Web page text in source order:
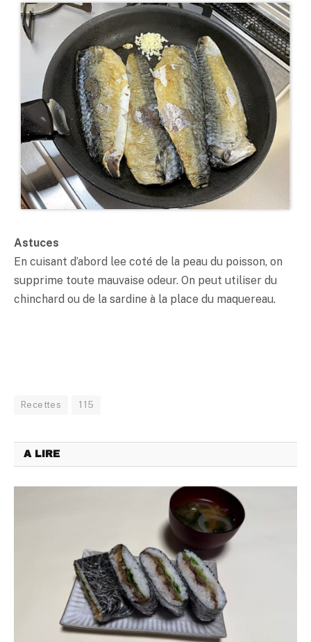
Astuces
En cuisant d’abord lee coté de la peau du poisson, on
supprime toute mauvaise odeur. On peut utiliser du
chinchard ou de la sardine à la place du maquereau.
Recettes 115
A LIRE